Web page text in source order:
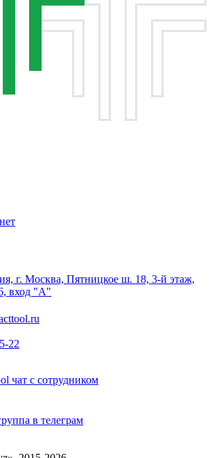
г. Москва, Пятницкое ш. 18, 3-й этаж,
вход "А"
22
чат с сотрудником
в телеграм